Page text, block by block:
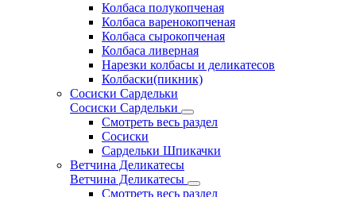
Колбаса полукопченая
Колбаса варенокопченая
Колбаса сырокопченая
Колбаса ливерная
Нарезки колбасы и деликатесов
Колбаски(пикник)
Сосиски Сардельки
Сосиски Сардельки
Смотреть весь раздел
Сосиски
Сардельки Шпикачки
Ветчина Деликатесы
Ветчина Деликатесы
Смотреть весь раздел